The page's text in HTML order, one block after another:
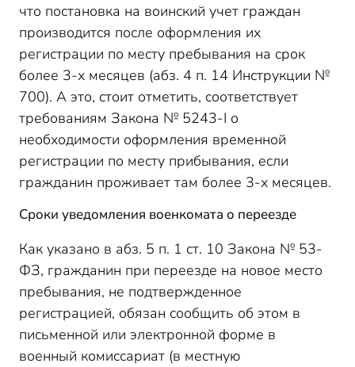
что постановка на воинский учет граждан
производится после оформления их
регистрации по месту пребывания на срок
более 3-х месяцев (абз. 4 п. 14 Инструкции №
700). А это, стоит отметить, соответствует
требованиям Закона № 5243-I о
необходимости оформления временной
регистрации по месту прибывания, если
гражданин проживает там более 3-х месяцев.
Сроки уведомления военкомата о переезде
Как указано в абз. 5 п. 1 ст. 10 Закона № 53-
ФЗ, гражданин при переезде на новое место
пребывания, не подтвержденное
регистрацией, обязан сообщить об этом в
письменной или электронной форме в
военный комиссариат (в местную